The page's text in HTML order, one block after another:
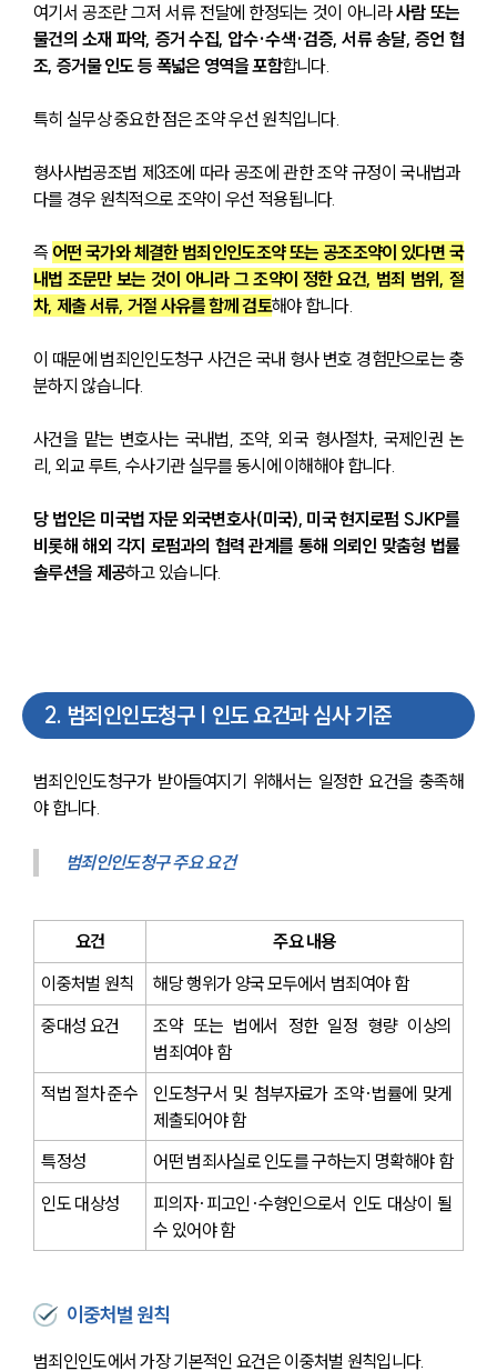
여기서 공조란 그저 서류 전달에 한정되는 것이 아니라 사람 또는
물건의 소재 파악, 증거 수집, 압수·수색·검증, 서류 송달, 증언 협
조, 증거물 인도 등 폭넓은 영역을 포함합니다.
특히 실무상 중요한 점은 조약 우선 원칙입니다.
형사사법공조법 제3조에 따라 공조에 관한 조약 규정이 국내법과
다를 경우 원칙적으로 조약이 우선 적용됩니다.
즉 어떤 국가와 체결한 범죄인인도조약 또는 공조조약이 있다면 국
내법 조문만 보는 것이 아니라 그 조약이 정한 요건, 범죄 범위, 절
차, 제출 서류, 거절 사유를 함께 검토해야 합니다.
이 때문에 범죄인인도청구 사건은 국내 형사 변호 경험만으로는 충
분하지 않습니다.
사건을 맡는 변호사는 국내법, 조약, 외국 형사절차, 국제인권 논
리, 외교 루트, 수사기관 실무를 동시에 이해해야 합니다.
당 법인은 미국법 자문 외국변호사(미국), 미국 현지로펌 SJKP를
비롯해 해외 각지 로펌과의 협력 관계를 통해 의뢰인 맞춤형 법률
솔루션을 제공하고 있습니다.
2. 범죄인인도청구 | 인도 요건과 심사 기준
범죄인인도청구가 받아들여지기 위해서는 일정한 요건을 충족해
야 합니다.
범죄인인도청구 주요 요건
요건
주요 내용
이중처벌 원칙
해당 행위가 양국 모두에서 범죄여야 함
중대성 요건
조약 또는 법에서 정한 일정 형량 이상의
범죄여야 함
적법 절차 준수
인도청구서 및 첨부자료가 조약·법률에 맞게
제출되어야 함
특정성
어떤 범죄사실로 인도를 구하는지 명확해야 함
인도 대상성
피의자·피고인·수형인으로서 인도 대상이 될
수 있어야 함
이중처벌 원칙
범죄인인도에서 가장 기본적인 요건은 이중처벌 원칙입니다.